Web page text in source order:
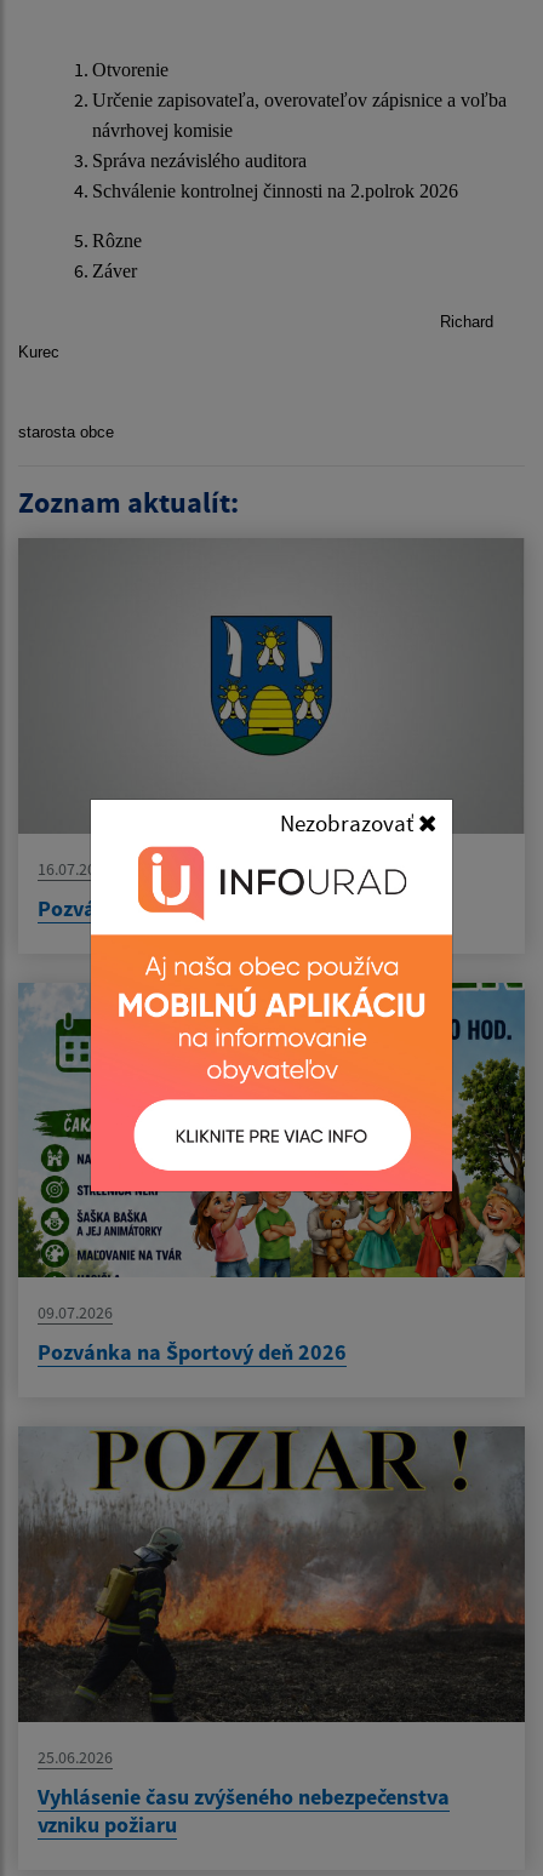
Nezobrazovať
Otvorenie
Určenie zapisovateľa, overovateľov zápisnice a voľba
návrhovej komisie
Správa nezávislého auditora
Schválenie kontrolnej činnosti na 2.polrok 2026
Rôzne
Záver
Richard
Kurec
starosta obce
Zoznam aktualít:
16.07.2026
Pozvánka na OZ
09.07.2026
Pozvánka na Športový deň 2026
25.06.2026
Vyhlásenie času zvýšeného nebezpečenstva
vzniku požiaru